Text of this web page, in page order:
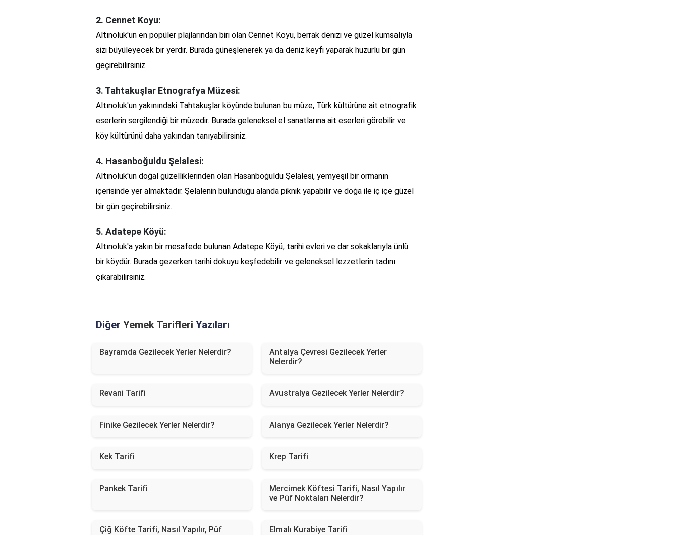
2. Cennet Koyu:
Altınoluk'un en popüler plajlarından biri olan Cennet Koyu, berrak denizi ve güzel kumsalıyla
sizi büyüleyecek bir yerdir. Burada güneşlenerek ya da deniz keyfi yaparak huzurlu bir gün
geçirebilirsiniz.
3. Tahtakuşlar Etnografya Müzesi:
Altınoluk'un yakınındaki Tahtakuşlar köyünde bulunan bu müze, Türk kültürüne ait etnografik
eserlerin sergilendiği bir müzedir. Burada geleneksel el sanatlarına ait eserleri görebilir ve
köy kültürünü daha yakından tanıyabilirsiniz.
4. Hasanboğuldu Şelalesi:
Altınoluk'un doğal güzelliklerinden olan Hasanboğuldu Şelalesi, yemyeşil bir ormanın
içerisinde yer almaktadır. Şelalenin bulunduğu alanda piknik yapabilir ve doğa ile iç içe güzel
bir gün geçirebilirsiniz.
5. Adatepe Köyü:
Altınoluk'a yakın bir mesafede bulunan Adatepe Köyü, tarihi evleri ve dar sokaklarıyla ünlü
bir köydür. Burada gezerken tarihi dokuyu keşfedebilir ve geleneksel lezzetlerin tadını
çıkarabilirsiniz.
Diğer Yemek Tarifleri Yazıları
Bayramda Gezilecek Yerler Nelerdir?
Antalya Çevresi Gezilecek Yerler
Nelerdir?
Revani Tarifi Avustralya Gezilecek Yerler Nelerdir?
Finike Gezilecek Yerler Nelerdir? Alanya Gezilecek Yerler Nelerdir?
Kek Tarifi Krep Tarifi
Pankek Tarifi
Mercimek Köftesi Tarifi, Nasıl Yapılır
ve Püf Noktaları Nelerdir?
Çiğ Köfte Tarifi, Nasıl Yapılır, Püf
Elmalı Kurabiye Tarifi